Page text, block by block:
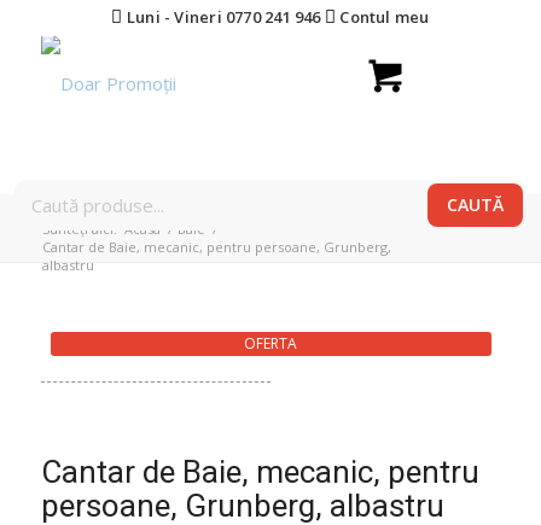
Luni - Vineri 0770 241 946 Contul meu
Sunteți aici: Acasa / Baie /
Cantar de Baie, mecanic, pentru persoane, Grunberg,
albastru
OFERTA
Cantar de Baie, mecanic, pentru
persoane, Grunberg, albastru